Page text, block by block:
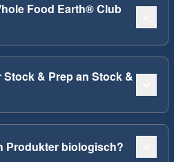
Food Earth® Club
& Prep an Stock &
Produkter biologisch?